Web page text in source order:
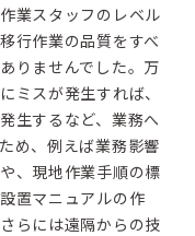
業スタッフのレベル
行作業の品質をすべ
りませんでした。万
ミスが発生すれば、
生するなど、業務へ
め、例えば業務影響
、現地作業手順の標
置マニュアルの作
らには遠隔からの技